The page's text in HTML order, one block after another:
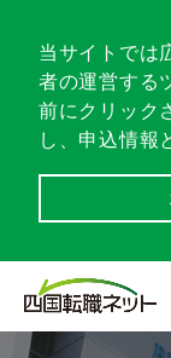
当サイトでは
者の運営する
前にクリック
し、申込情報
転職相談会／イ
転職支援サービ
四国優良企業チ
転職支援サービ
愛媛
(中予・南
香川